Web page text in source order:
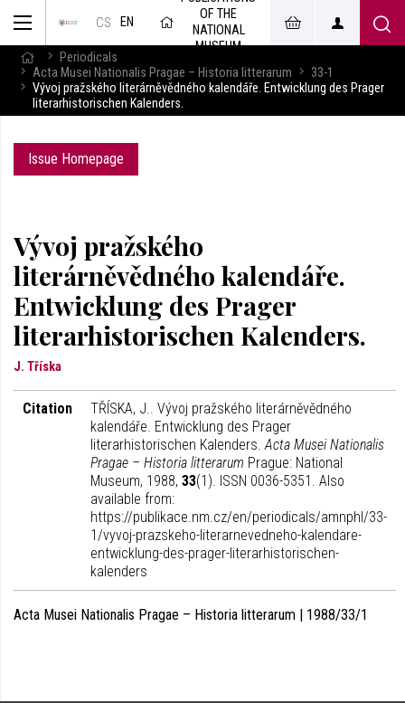
CS EN
OF THE
NATIONAL
MUSEUM
Periodicals
Acta Musei Nationalis Pragae – Historia litterarum
33-1
Vývoj pražského literárněvědného kalendáře. Entwicklung des Prager
literarhistorischen Kalenders.
Issue Homepage
Vývoj pražského
literárněvědného kalendáře.
Entwicklung des Prager
literarhistorischen Kalenders.
J. Tříska
Citation
TŘÍSKA, J.. Vývoj pražského literárněvědného
kalendáře. Entwicklung des Prager
literarhistorischen Kalenders.Acta Musei Nationalis
Pragae – Historia litterarum Prague: National
Museum, 1988, 33(1). ISSN 0036-5351. Also
available from:
https://publikace.nm.cz/en/periodicals/amnphl/33-
1/vyvoj-prazskeho-literarnevedneho-kalendare-
entwicklung-des-prager-literarhistorischen-
kalenders
Acta Musei Nationalis Pragae – Historia litterarum | 1988/33/1